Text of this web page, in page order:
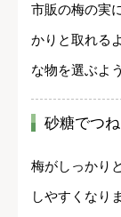
市販の梅の実
かりと取れる
な物を選ぶよ
砂糖でつ
梅がしっかり
しやすくなり